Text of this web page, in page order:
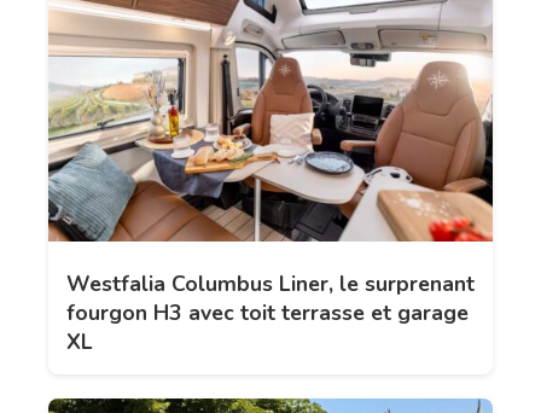
Westfalia Columbus Liner, le surprenant
fourgon H3 avec toit terrasse et garage
XL